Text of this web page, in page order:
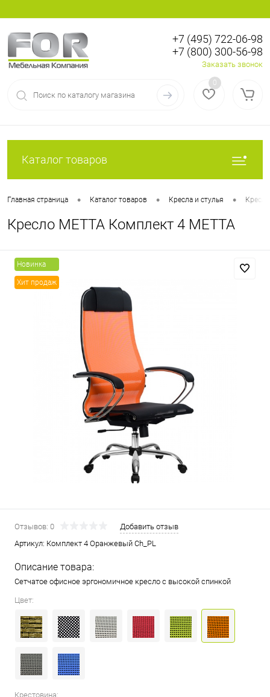
Регистрация
+7 (495) 722-06-98
+7 (800) 300-56-98
Заказать звонок
0
Каталог товаров
Главная страница • Каталог товаров • Кресла и стулья • Кресла
Кресло МЕТТА Комплект 4 МЕТТА
Новинка
Хит продаж
Отзывов: 0
Добавить отзыв
Артикул: Комплект 4 Оранжевый Ch_PL
Описание товара:
Сетчатое офисное эргономичное кресло с высокой спинкой
Цвет:
Крестовина: